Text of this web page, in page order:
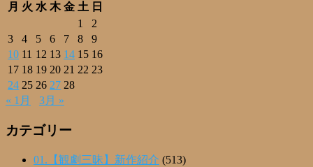
月 火 水 木 金 土 日
1
2
3
4 5 6 7 8
9
10 11 12 13 14 15 16
17 18 19 20 21 22 23
24 25 26 27 28
« 1月
3月 »
カテゴリー
01.【観劇三昧】新作紹介 (513)